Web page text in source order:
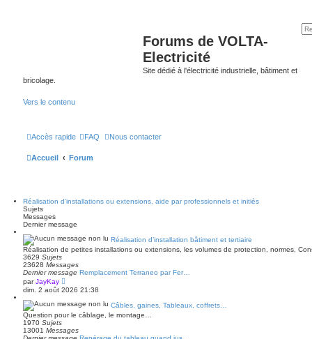
Forums de VOLTA-
Electricité
Site dédié à l'électricité industrielle, bâtiment et
bricolage.
Vers le contenu
Accès rapide FAQ Nous contacter
Accueil Forum
Réalisation d’installations ou extensions, aide par professionnels et initiés
Sujets
Messages
Dernier message
Réalisation d’installation bâtiment et tertiaire
Réalisation de petites installations ou extensions, les volumes de protection, normes,
3629 Sujets
23628 Messages
Dernier message Remplacement Terraneo par Fer…
parJayKay
o
r
e
e
dim. 2 août 2026 21:38
Câbles, gaines, Tableaux, coffrets…
Question pour le câblage, le montage…
1970 Sujets
13001 Messages